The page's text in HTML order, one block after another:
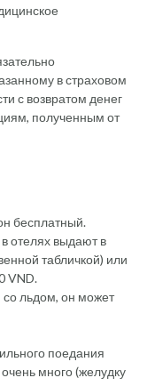
в страховом
с возвратом денег
полученным от
бесплатный.
отелях выдают в
табличкой) или
VND.
со льдом, он может
поедания
много (желудку